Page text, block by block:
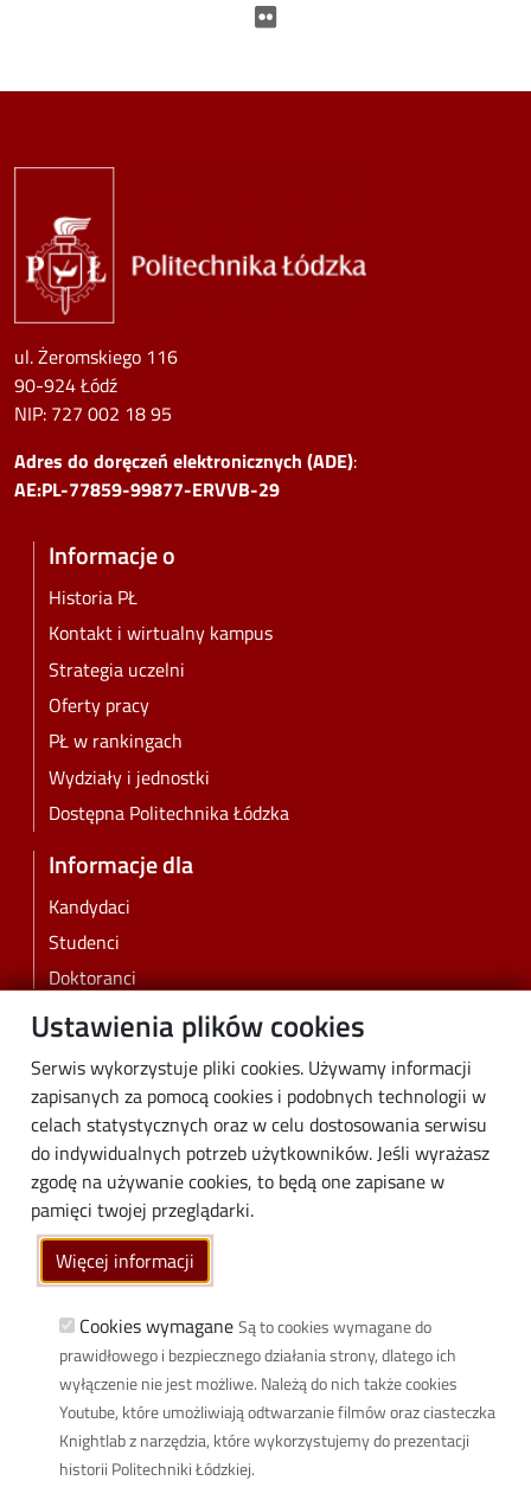
Ustawienia plików cookies
Serwis wykorzystuje pliki cookies. Używamy informacji
zapisanych za pomocą cookies i podobnych technologii w
celach statystycznych oraz w celu dostosowania serwisu
do indywidualnych potrzeb użytkowników. Jeśli wyrażasz
zgodę na używanie cookies, to będą one zapisane w
pamięci twojej przeglądarki.
Więcej informacji
Cookies wymagane Są to cookies wymagane do
prawidłowego i bezpiecznego działania strony, dlatego ich
wyłączenie nie jest możliwe. Należą do nich także cookies
Youtube, które umożliwiają odtwarzanie filmów oraz ciasteczka
Knightlab z narzędzia, które wykorzystujemy do prezentacji
historii Politechniki Łódzkiej.
ul. Żeromskiego 116
90-924 Łódź
NIP: 727 002 18 95
Adres do doręczeń elektronicznych (ADE):
AE:PL-77859-99877-ERVVB-29
Informacje o
Historia PŁ
Kontakt i wirtualny kampus
Strategia uczelni
Oferty pracy
PŁ w rankingach
Wydziały i jednostki
Dostępna Politechnika Łódzka
Informacje dla
Kandydaci
Studenci
Doktoranci
Pracownicy
Biznes
Media
Społeczność lokalna
Linki
Wikamp
Poczta elektroniczna
Biblioteka PŁ
Dyscypliny naukowe w PŁ
Inicjatywa Doskonałości Uczelnia Badawcza
BIP
Klauzula RODO